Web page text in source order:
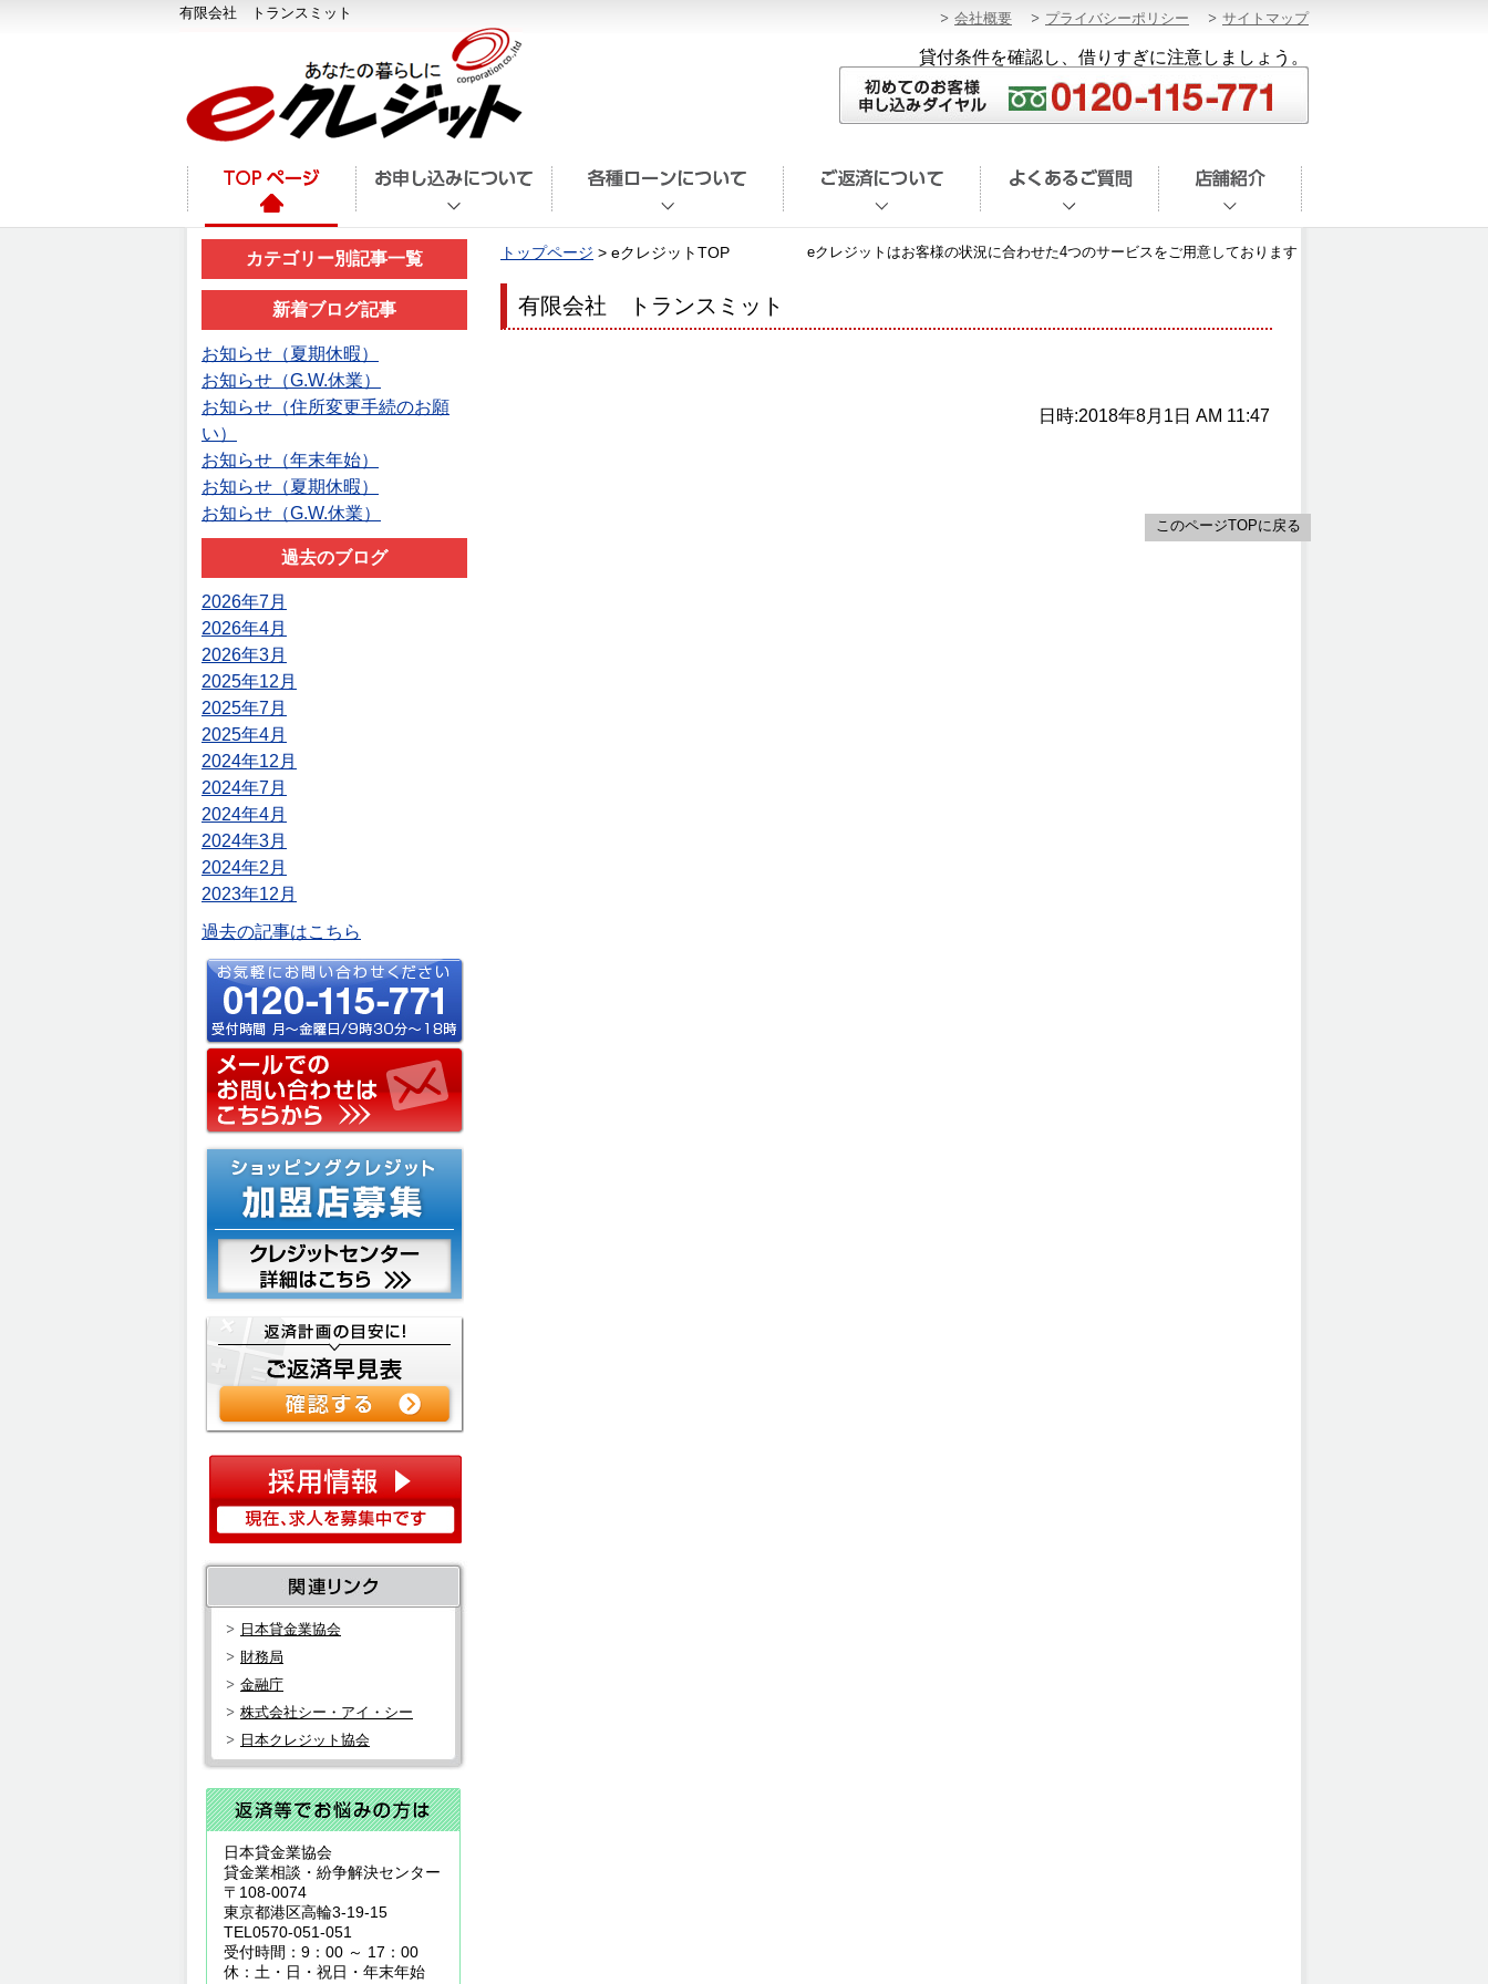
有限会社 トランスミット サイトマップ
プライバシーポリシー
会社概要
貸付条件を確認し、借りすぎに注意しましょう。
カテゴリー別記事一覧
新着ブログ記事
お知らせ（夏期休暇）
お知らせ（G.W.休業）
お知らせ（住所変更手続のお願
い）
お知らせ（年末年始）
お知らせ（夏期休暇）
お知らせ（G.W.休業）
過去のブログ
2026年7月
2026年4月
2026年3月
2025年12月
2025年7月
2025年4月
2024年12月
2024年7月
2024年4月
2024年3月
2024年2月
2023年12月
過去の記事はこちら
日本貸金業協会
財務局
金融庁
株式会社シー・アイ・シー
日本クレジット協会
日本貸金業協会
貸金業相談・紛争解決センター
〒108-0074
東京都港区高輪3-19-15
TEL0570-051-051
受付時間：9：00 ～ 17：00
休：土・日・祝日・年末年始
トップページ > eクレジットTOP eクレジットはお客様の状況に合わせた4つのサービスをご用意しております
有限会社 トランスミット
日時:2018年8月1日 AM 11:47
このページTOPに戻る